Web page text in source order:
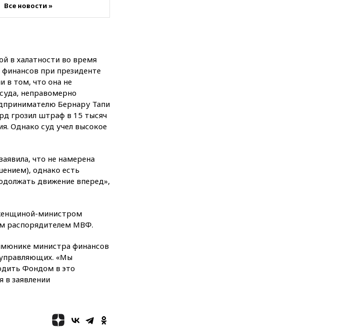
произошел в рунете
13:58Медведев назвал
Японию вассалом США
13:45В Петербурге достроили
новый тоннель зеленой ветки
метро
13:38 В эфире «Радиостанции
Судного дня» прозвучали три
пострадали при наезде
автомобиля на толпу в Омске
13:19WP: Трамп определился
факту гибели женщины и
ребенка в Раменском
В Луганске при ракетном
ударе ВСУ по складу
пострадали пять человек
12:44 МВД: число
В Подмосковье
женщина и трехлетний
Все новости »
в халатности во время
при президенте
в том, что она не
неправомерно
Бернару Тапи
грозил штраф в 15 тысяч
Однако суд учел высокое
что не намерена
однако есть
движение вперед»,
министром
распорядителем МВФ.
министра финансов
«Мы
Фондом в это
в заявлении